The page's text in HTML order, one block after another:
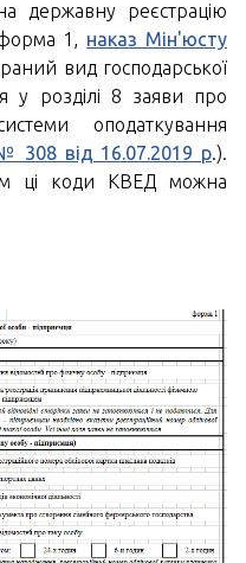
державну реєстрацію
1, наказ Мін'юсту
вид господарської
у розділі 8 заяви про
оподаткування
308 від 16.07.2019 р.).
ці коди КВЕД можна